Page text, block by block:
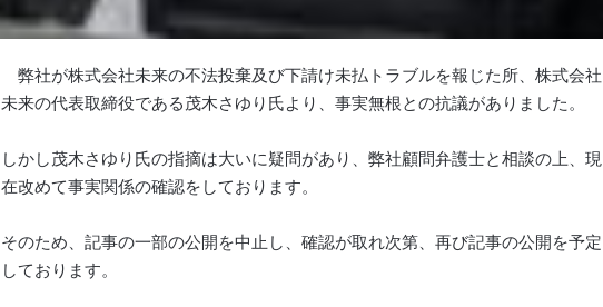
弊社が株式会社未来の不法投棄及び下請け未払トラブルを報じた所、株式会社
未来の代表取締役である茂木さゆり氏より、事実無根との抗議がありました。
しかし茂木さゆり氏の指摘は大いに疑問があり、弊社顧問弁護士と相談の上、現
在改めて事実関係の確認をしております。
そのため、記事の一部の公開を中止し、確認が取れ次第、再び記事の公開を予定
しております。